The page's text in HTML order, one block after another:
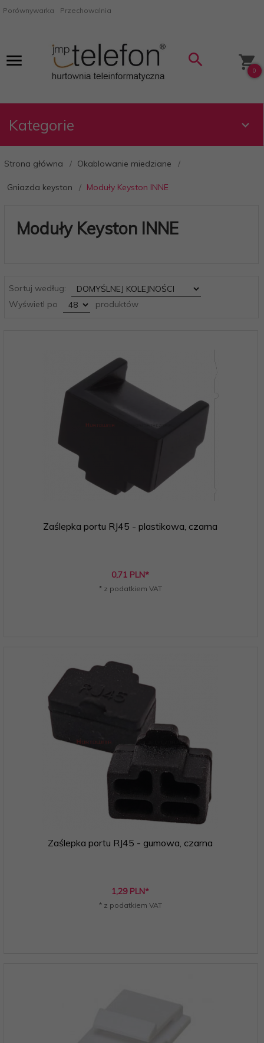
Porównywarka Przechowalnia
0
Kategorie
Strona główna Okablowanie miedziane
Gniazda keyston Moduły Keyston INNE
Moduły Keyston INNE
Sortuj według:
sort
Wyświetl po
pop produktów
Zaślepka portu RJ45 - plastikowa, czarna
0,71 PLN*
* z podatkiem VAT
Zaślepka portu RJ45 - gumowa, czarna
1,29 PLN*
* z podatkiem VAT